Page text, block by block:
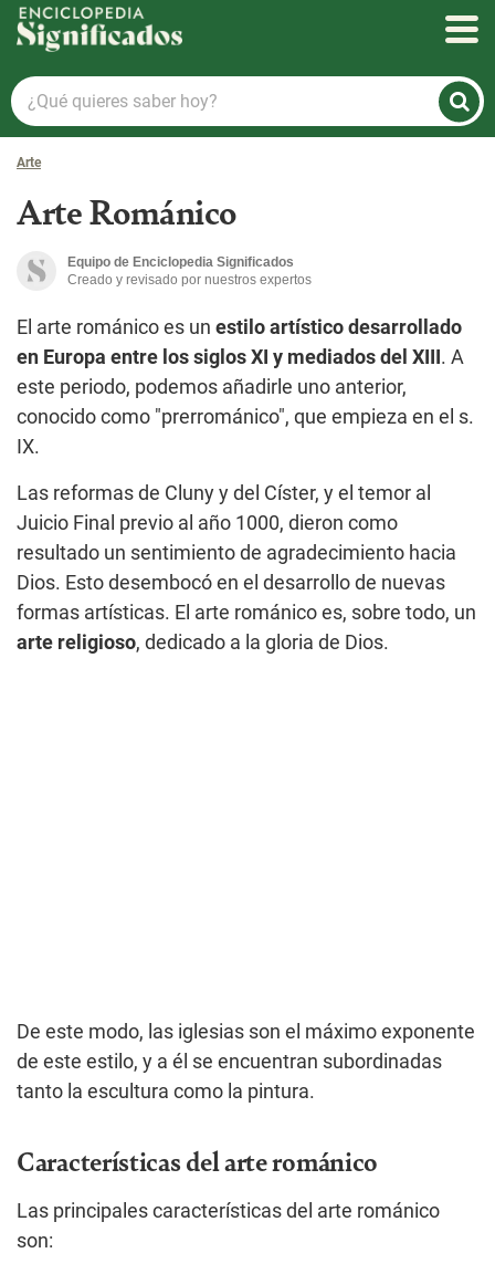
Enciclopedia Significados
¿Qué
quieres
saber
hoy?
Arte
Arte Románico
Equipo de Enciclopedia Significados
Creado y revisado por nuestros expertos
El arte románico es un estilo artístico desarrollado
en Europa entre los siglos XI y mediados del XIII . A
este periodo, podemos añadirle uno anterior,
conocido como "prerrománico", que empieza en el s.
IX.
Las reformas de Cluny y del Císter, y el temor al
Juicio Final previo al año 1000, dieron como
resultado un sentimiento de agradecimiento hacia
Dios. Esto desembocó en el desarrollo de nuevas
formas artísticas. El arte románico es, sobre todo, un
arte religioso, dedicado a la gloria de Dios.
De este modo, las iglesias son el máximo exponente
de este estilo, y a él se encuentran subordinadas
tanto la escultura como la pintura.
Características del arte románico
Las principales características del arte románico
son: